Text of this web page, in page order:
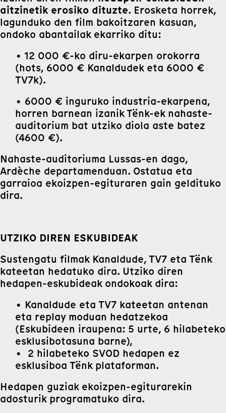
aitzinetik erosiko dituzte. Erosketa horrek,
lagunduko den film bakoitzaren kasuan,
ondoko abantailak ekarriko ditu:
• 12 000 €-ko diru-ekarpen orokorra
(hots, 6000 € Kanaldudek eta 6000 €
TV7k).
• 6000 € inguruko industria-ekarpena,
horren barnean izanik Tënk-ek nahaste-
auditorium bat utziko diola aste batez
(4600 €).
Nahaste-auditoriuma Lussas-en dago,
Ardèche departamenduan. Ostatua eta
garraioa ekoizpen-egituraren gain geldituko
dira.
UTZIKO DIREN ESKUBIDEAK
Sustengatu filmak Kanaldude, TV7 eta Tënk
kateetan hedatuko dira. Utziko diren
hedapen-eskubideak ondokoak dira:
• Kanaldude eta TV7 kateetan antenan
eta replay moduan hedatzekoa
(Eskubideen iraupena: 5 urte, 6 hilabeteko
esklusibotasuna barne),
• 2 hilabeteko SVOD hedapen ez
esklusiboa Tënk plataforman.
Hedapen guziak ekoizpen-egiturarekin
adosturik programatuko dira.